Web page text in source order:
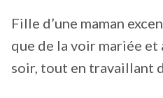
Fille d’une maman
que de la voir mariée et
soir, tout en travaillant